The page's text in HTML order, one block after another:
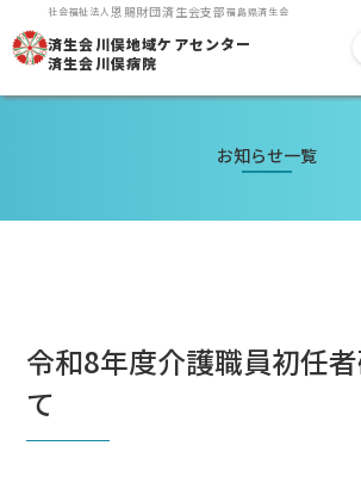
社会福祉法人 恩賜財団済生会支部福島県済生会
済生会川俣地域ケアセンター
済生会川俣病院
お知らせ一覧
令和8年度介護職員初任
て